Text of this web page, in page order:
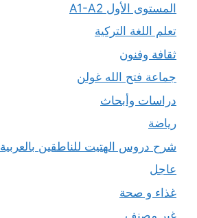
المستوى الأول A1-A2
تعلم اللغة التركية
ثقافة وفنون
جماعة فتح الله غولن
دراسات وأبحاث
رياضة
شرح دروس الهتيت للناطقين بالعربية
عاجل
غذاء و صحة
غير مصنف